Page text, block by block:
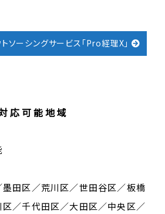
ソーシングサービス「Pro経理X」
応可能地域
田区／荒川区／世田谷区／板橋
／千代田区／大田区／中央区／